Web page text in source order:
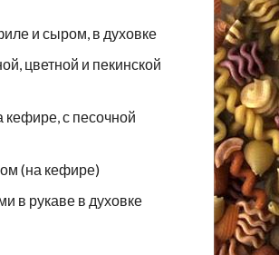
и сыром, в духовке
цветной и пекинской
с песочной
(на кефире)
в рукаве в духовке